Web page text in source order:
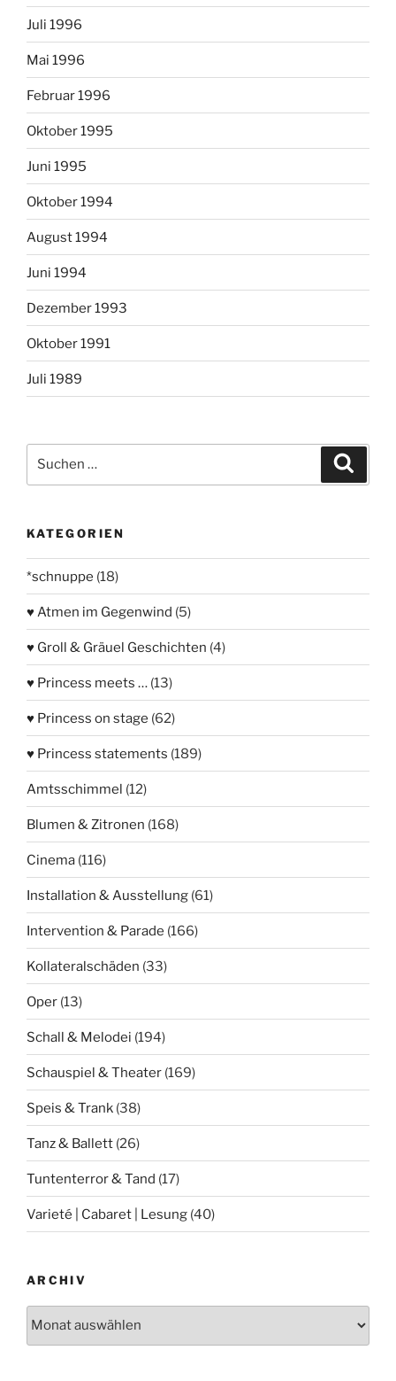
Juli 1996
Mai 1996
Februar 1996
Oktober 1995
Juni 1995
Oktober 1994
August 1994
Juni 1994
Dezember 1993
Oktober 1991
Juli 1989
nach:
KATEGORIEN
*schnuppe (18)
♥ Atmen im Gegenwind (5)
♥ Groll & Gräuel Geschichten (4)
♥ Princess meets … (13)
♥ Princess on stage (62)
♥ Princess statements (189)
Amtsschimmel (12)
Blumen & Zitronen (168)
Cinema (116)
Installation & Ausstellung (61)
Intervention & Parade (166)
Kollateralschäden (33)
Oper (13)
Schall & Melodei (194)
Schauspiel & Theater (169)
Speis & Trank (38)
Tanz & Ballett (26)
Tuntenterror & Tand (17)
Varieté | Cabaret | Lesung (40)
ARCHIV